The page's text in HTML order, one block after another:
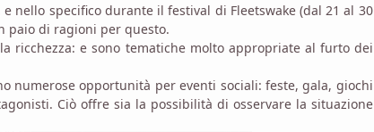
nello specifico durante il festival di Fleetswake (dal 21 al 30
paio di ragioni per questo.
ricchezza: e sono tematiche molto appropriate al furto dei
numerose opportunità per eventi sociali: feste, gala, giochi
Ciò offre sia la possibilità di osservare la situazione